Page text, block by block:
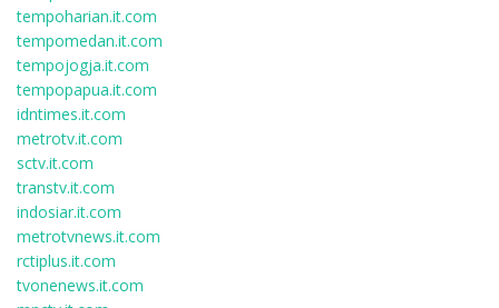
tempoharian.it.com
tempomedan.it.com
tempojogja.it.com
tempopapua.it.com
idntimes.it.com
metrotv.it.com
sctv.it.com
transtv.it.com
indosiar.it.com
metrotvnews.it.com
rctiplus.it.com
tvonenews.it.com